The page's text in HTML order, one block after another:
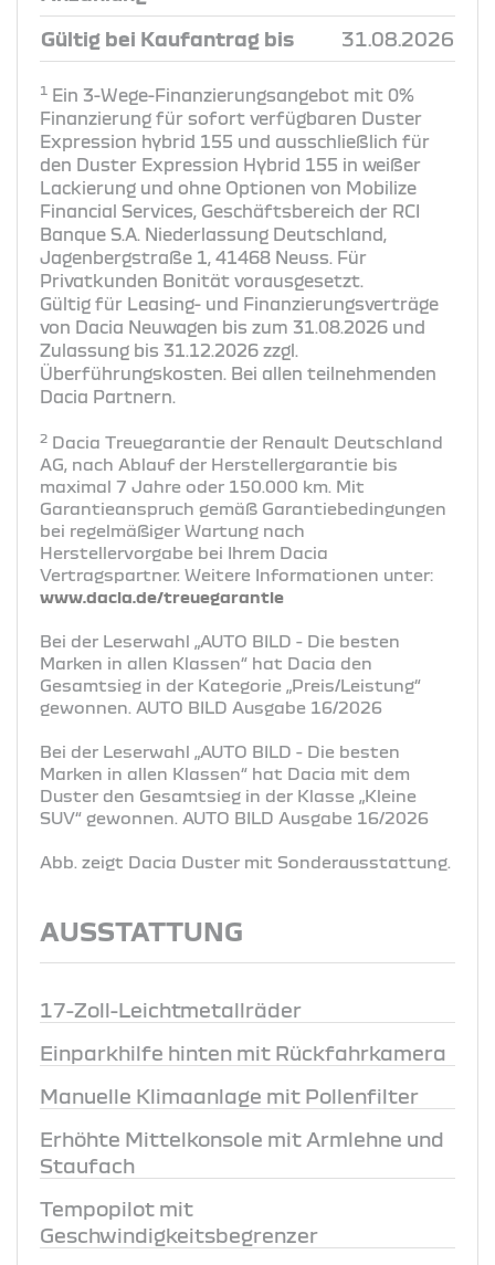
Gültig bei Kaufantrag bis 31.08.2026
1 Ein 3-Wege-Finanzierungsangebot mit 0%
Finanzierung für sofort verfügbaren Duster
Expression hybrid 155 und ausschließlich für
den Duster Expression Hybrid 155 in weißer
Lackierung und ohne Optionen von Mobilize
Financial Services, Geschäftsbereich der RCI
Banque S.A. Niederlassung Deutschland,
Jagenbergstraße 1, 41468 Neuss. Für
Privatkunden Bonität vorausgesetzt.
Gültig für Leasing- und Finanzierungsverträge
von Dacia Neuwagen bis zum 31.08.2026 und
Zulassung bis 31.12.2026 zzgl.
Überführungskosten. Bei allen teilnehmenden
Dacia Partnern.
2 Dacia Treuegarantie der Renault Deutschland
AG, nach Ablauf der Herstellergarantie bis
maximal 7 Jahre oder 150.000 km. Mit
Garantieanspruch gemäß Garantiebedingungen
bei regelmäßiger Wartung nach
Herstellervorgabe bei Ihrem Dacia
Vertragspartner. Weitere Informationen unter:
www.dacia.de/treuegarantie
Bei der Leserwahl „AUTO BILD - Die besten
Marken in allen Klassen“ hat Dacia den
Gesamtsieg in der Kategorie „Preis/Leistung“
gewonnen. AUTO BILD Ausgabe 16/2026
Bei der Leserwahl „AUTO BILD - Die besten
Marken in allen Klassen“ hat Dacia mit dem
Duster den Gesamtsieg in der Klasse „Kleine
SUV“ gewonnen. AUTO BILD Ausgabe 16/2026
Abb. zeigt Dacia Duster mit Sonderausstattung.
AUSSTATTUNG
17-Zoll-Leichtmetallräder
Einparkhilfe hinten mit Rückfahrkamera
Manuelle Klimaanlage mit Pollenfilter
Erhöhte Mittelkonsole mit Armlehne und
Staufach
Tempopilot mit
Geschwindigkeitsbegrenzer